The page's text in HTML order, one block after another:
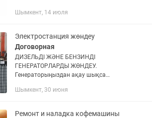
Шымкент, 14 июля
Электростанция жөндеу
Договорная
ДИЗЕЛЬДІ ЖӘНЕ БЕНЗИНДІ
ГЕНЕРАТОРЛАРДЫ ЖӨНДЕУ.
Генераторыңыздан ақау шықса
ІСІНІҢ МАМАНДАРЫ электрик,
Шымкент, 30 июня
Ремонт и наладка кофемашины